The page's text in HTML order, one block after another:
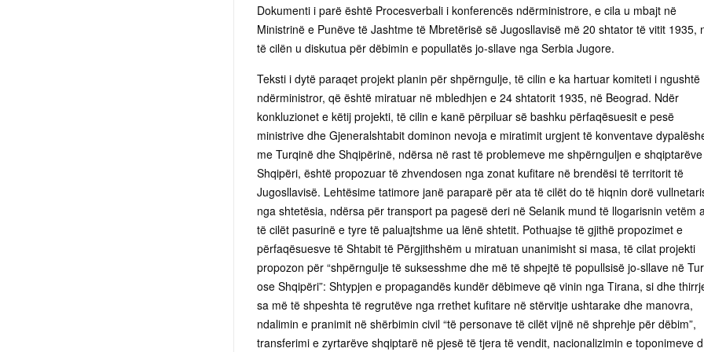
Dokumenti i parë është Procesverbali i konferencës ndërministrore, e cila u mbajt në
Ministrinë e Punëve të Jashtme të Mbretërisë së Jugosllavisë më 20 shtator të vitit 1935,
të cilën u diskutua për dëbimin e popullatës jo-sllave nga Serbia Jugore.
Teksti i dytë paraqet projekt planin për shpërngulje, të cilin e ka hartuar komiteti i ngushtë
ndërministror, që është miratuar në mbledhjen e 24 shtatorit 1935, në Beograd. Ndër
konkluzionet e këtij projekti, të cilin e kanë përpiluar së bashku përfaqësuesit e pesë
ministrive dhe Gjeneralshtabit dominon nevoja e miratimit urgjent të konventave
me Turqinë dhe Shqipërinë, ndërsa në rast të problemeve me shpërnguljen e
Shqipëri, është propozuar të zhvendosen nga zonat kufitare në brendësi të territorit të
Jugosllavisë. Lehtësime tatimore janë paraparë për ata të cilët do të hiqnin dorë
nga shtetësia, ndërsa për transport pa pagesë deri në Selanik mund të llogarisnin vetëm
të cilët pasurinë e tyre të paluajtshme ua lënë shtetit. Pothuajse të gjithë propozimet e
përfaqësuesve të Shtabit të Përgjithshëm u miratuan unanimisht si masa, të cilat projekti
propozon për “shpërngulje të suksesshme dhe më të shpejtë të popullsisë jo-sllave në
ose Shqipëri”: Shtypjen e propagandës kundër dëbimeve që vinin nga Tirana, si dhe
sa më të shpeshta të regrutëve nga rrethet kufitare në stërvitje ushtarake dhe manovra,
ndalimin e pranimit në shërbimin civil “të personave të cilët vijnë në shprehje për dëbim”,
transferimi e zyrtarëve shqiptarë në pjesë të tjera të vendit, nacionalizimin e toponimeve